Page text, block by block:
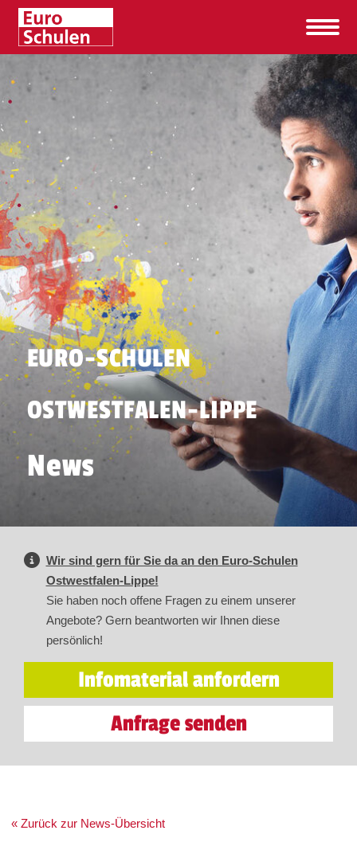
EURO-SCHULEN
OSTWESTFALEN-LIPPE
News
Wir sind gern für Sie da an den Euro-Schulen
Ostwestfalen-Lippe!
Sie haben noch offene Fragen zu einem unserer
Angebote? Gern beantworten wir Ihnen diese
persönlich!
Infomaterial anfordern
Anfrage senden
« Zurück zur News-Übersicht